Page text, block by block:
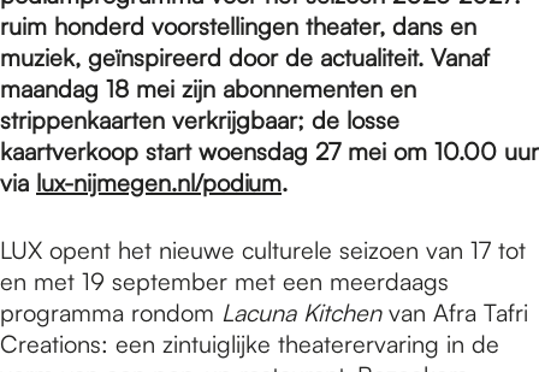
e
p
a
g
ruim honderd voorstellingen theater, dans en
muziek, geïnspireerd door de actualiteit. Vanaf
maandag 18 mei zijn abonnementen en
strippenkaarten verkrijgbaar; de losse
kaartverkoop start woensdag 27 mei om 10.00 uur
via lux-nijmegen.nl/podium.
LUX opent het nieuwe culturele seizoen van 17 tot
en met 19 september met een meerdaags
programma rondom Lacuna Kitchenvan Afra Tafri
Creations: een zintuiglijke theaterervaring in de